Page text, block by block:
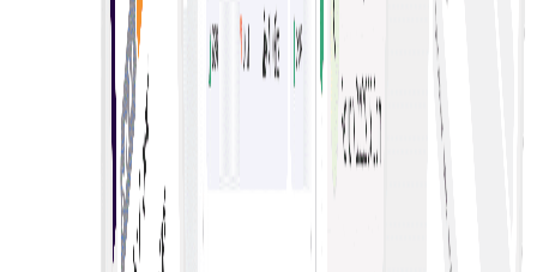
Mempermudah proses perolehan, meningkatkan
ketelusan, dan menggalakkan persaingan—untuk harga
lebih baik dan peruntukan sumber yang cekap.
e-Lelongan serentak